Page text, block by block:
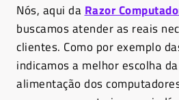
Nós, aqui da Razor
buscamos atender as reais
clientes. Como por exemplo
indicamos a melhor escolha
alimentação dos